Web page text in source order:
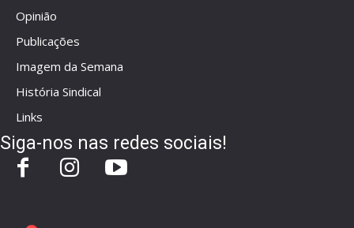
Opinião
Publicações
Imagem da Semana
História Sindical
Links
Siga-nos nas redes sociais!